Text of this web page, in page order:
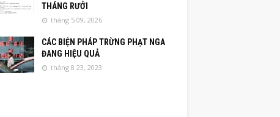
THÁNG RƯỞI
tháng 5 09, 2026
CÁC BIỆN PHÁP TRỪNG PHẠT NGA
ĐANG HIỆU QUẢ
tháng 8 23, 2023